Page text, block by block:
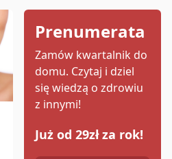
Prenumerata
Zamów kwartalnik do
domu. Czytaj i dziel
się wiedzą o zdrowiu
z innymi!
Już od 29zł za rok!